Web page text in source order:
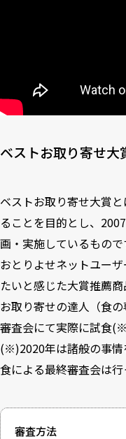
ベストお取り寄せ大
ベストお取り寄せ大賞
ることを目的とし、
画・実施しているもので
おとりよせネットユー
たいと感じた大賞推薦
お取り寄せの達人（食
審査会にて実際に試食
(※)2020年は諸般の事情
食による最終審査会は行
審査方法